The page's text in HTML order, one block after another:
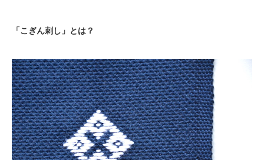
「こぎん刺し」とは？